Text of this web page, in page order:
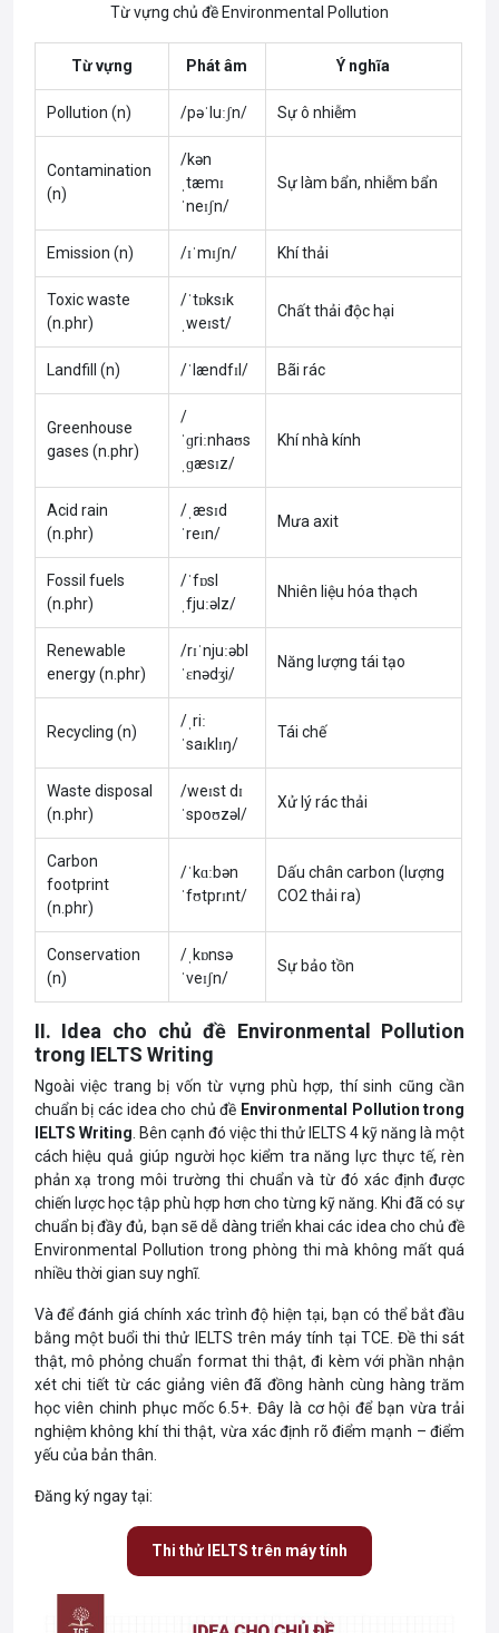
Từ vựng chủ đề Environmental Pollution
Từ vựng Phát âm Ý nghĩa
Pollution (n) /pəˈluːʃn/ Sự ô nhiễm
Contamination
(n)
/kən
ˌtæmɪ
ˈneɪʃn/
Sự làm bẩn, nhiễm bẩn
Emission (n) /ɪˈmɪʃn/ Khí thải
Toxic waste
(n.phr)
/ˈtɒksɪk
ˌweɪst/
Chất thải độc hại
Landfill (n) /ˈlændfɪl/ Bãi rác
Greenhouse
gases (n.phr)
/
ˈɡriːnhaʊs
ˌɡæsɪz/
Khí nhà kính
Acid rain
(n.phr)
/ˌæsɪd
ˈreɪn/
Mưa axit
Fossil fuels
(n.phr)
/ˈfɒsl
ˌfjuːəlz/
Nhiên liệu hóa thạch
Renewable
energy (n.phr)
/rɪˈnjuːəbl
ˈɛnədʒi/
Năng lượng tái tạo
Recycling (n)
/ˌriː
ˈsaɪklɪŋ/
Tái chế
Waste disposal
(n.phr)
/weɪst dɪ
ˈspoʊzəl/
Xử lý rác thải
Carbon
footprint
(n.phr)
/ˈkɑːbən
ˈfʊtprɪnt/
Dấu chân carbon (lượng
CO2 thải ra)
Conservation
(n)
/ˌkɒnsə
ˈveɪʃn/
Sự bảo tồn
II. Idea cho chủ đề Environmental Pollution
trong IELTS Writing
Ngoài việc trang bị vốn từ vựng phù hợp, thí sinh cũng cần
chuẩn bị các idea cho chủ đề Environmental Pollution trong
IELTS Writing . Bên cạnh đó việc thi thử IELTS 4 kỹ năng là một
cách hiệu quả giúp người học kiểm tra năng lực thực tế, rèn
phản xạ trong môi trường thi chuẩn và từ đó xác định được
chiến lược học tập phù hợp hơn cho từng kỹ năng. Khi đã có sự
chuẩn bị đầy đủ, bạn sẽ dễ dàng triển khai các idea cho chủ đề
Environmental Pollution trong phòng thi mà không mất quá
nhiều thời gian suy nghĩ.
Và để đánh giá chính xác trình độ hiện tại, bạn có thể bắt đầu
bằng một buổi thi thử IELTS trên máy tính tại TCE. Đề thi sát
thật, mô phỏng chuẩn format thi thật, đi kèm với phần nhận
xét chi tiết từ các giảng viên đã đồng hành cùng hàng trăm
học viên chinh phục mốc 6.5+. Đây là cơ hội để bạn vừa trải
nghiệm không khí thi thật, vừa xác định rõ điểm mạnh – điểm
yếu của bản thân.
Đăng ký ngay tại:
Thi thử IELTS trên máy tính